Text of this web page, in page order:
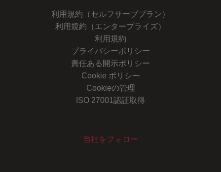
利用規約（セルフサーブプラン）
利用規約（エンタープライズ）
利用規約
プライバシーポリシー
責任ある開示ポリシー
Cookie ポリシー
Cookieの管理
ISO 27001認証取得
当社をフォロー